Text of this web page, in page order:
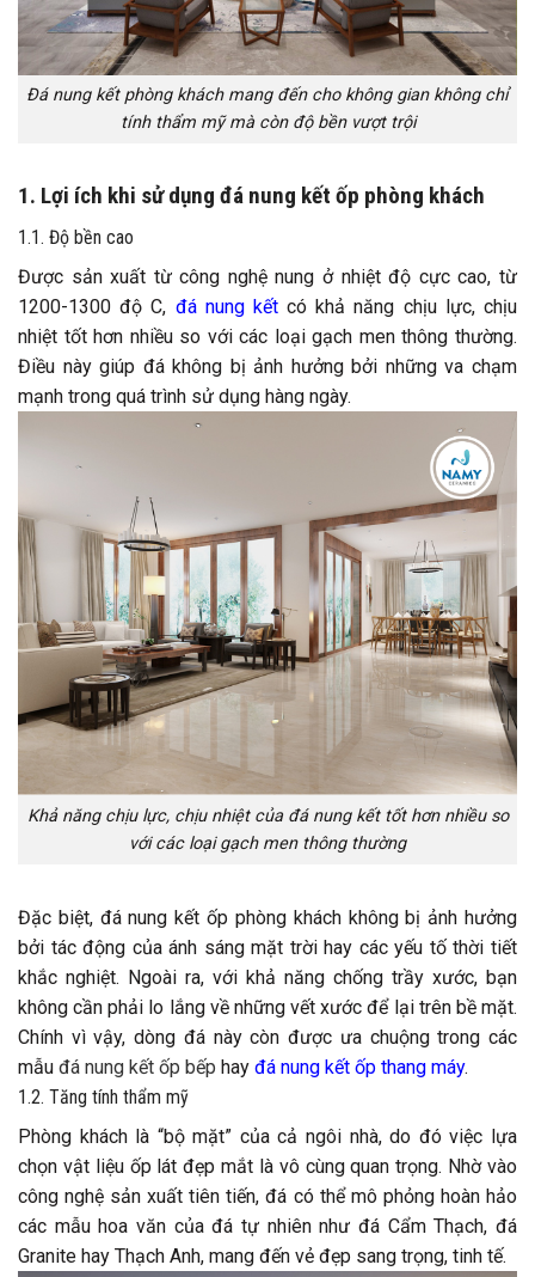
Đá nung kết phòng khách mang đến cho không gian không chỉ
tính thẩm mỹ mà còn độ bền vượt trội
1. Lợi ích khi sử dụng đá nung kết ốp phòng khách
1.1. Độ bền cao
Được sản xuất từ công nghệ nung ở nhiệt độ cực cao, từ
1200-1300 độ C, đá nung kếtcó khả năng chịu lực, chịu
nhiệt tốt hơn nhiều so với các loại gạch men thông thường.
Điều này giúp đá không bị ảnh hưởng bởi những va chạm
mạnh trong quá trình sử dụng hàng ngày.
Khả năng chịu lực, chịu nhiệt của đá nung kết tốt hơn nhiều so
với các loại gạch men thông thường
Đặc biệt, đá nung kết ốp phòng khách không bị ảnh hưởng
bởi tác động của ánh sáng mặt trời hay các yếu tố thời tiết
khắc nghiệt. Ngoài ra, với khả năng chống trầy xước, bạn
không cần phải lo lắng về những vết xước để lại trên bề mặt.
Chính vì vậy, dòng đá này còn được ưa chuộng trong các
mẫu đá nung kết ốp bếp hay đá nung kết ốp thang máy.
1.2. Tăng tính thẩm mỹ
Phòng khách là “bộ mặt” của cả ngôi nhà, do đó việc lựa
chọn vật liệu ốp lát đẹp mắt là vô cùng quan trọng. Nhờ vào
công nghệ sản xuất tiên tiến, đá có thể mô phỏng hoàn hảo
các mẫu hoa văn của đá tự nhiên như đá Cẩm Thạch, đá
Granite hay Thạch Anh, mang đến vẻ đẹp sang trọng, tinh tế.